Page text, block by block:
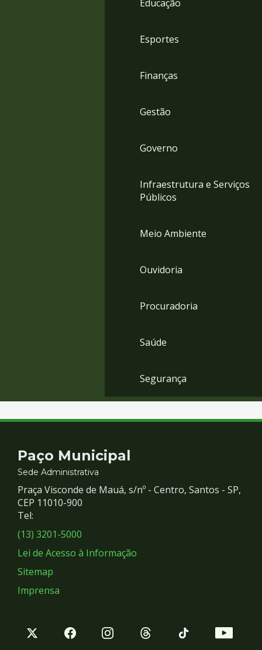
Educação
Esportes
Finanças
Gestão
Governo
Infraestrutura e Serviços
Públicos
Meio Ambiente
Ouvidoria
Procuradoria
Saúde
Segurança
Contato
e
Redes
Sociais
Paço Municipal
Sede Administrativa
Praça Visconde de Mauá, s/nº - Centro, Santos - SP,
CEP 11010-900
Tel:
(13) 3201-5000
Lei de Acesso à Informação
Sitemap
Imprensa